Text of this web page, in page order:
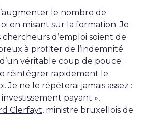
le nombre de
en misant sur la formation. Je
d’emploi soient de
à profiter de l’indemnité
véritable coup de pouce
réintégrer rapidement le
Je ne le répéterai jamais assez :
payant »,
Clerfayt, ministre bruxellois de